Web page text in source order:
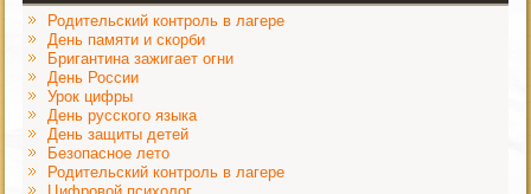
Родительский контроль в лагере
День памяти и скорби
Бригантина зажигает огни
День России
Урок цифры
День русского языка
День защиты детей
Безопасное лето
Родительский контроль в лагере